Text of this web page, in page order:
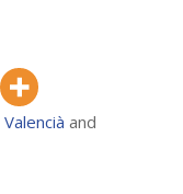
Valencià and